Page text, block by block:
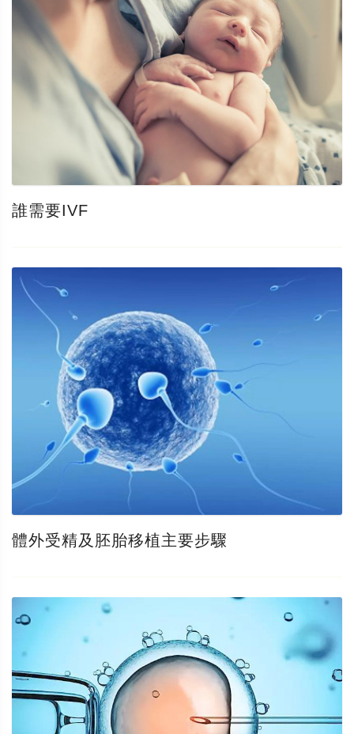
誰需要IVF
體外受精及胚胎移植主要步驟